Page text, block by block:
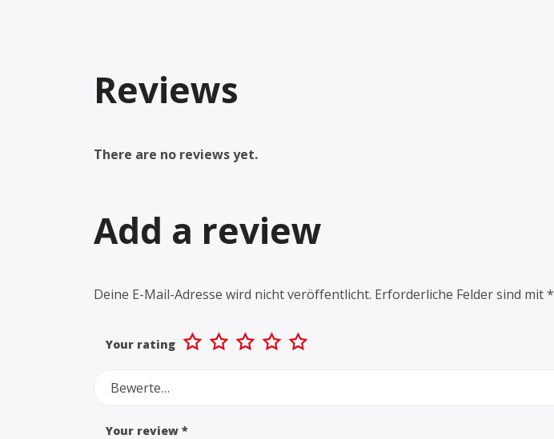
Reviews
There are no reviews yet.
Add a review
Deine E-Mail-Adresse wird nicht veröffentlicht. Erforderliche Felder sind mit*
Your rating
Bewerte…
Your review *